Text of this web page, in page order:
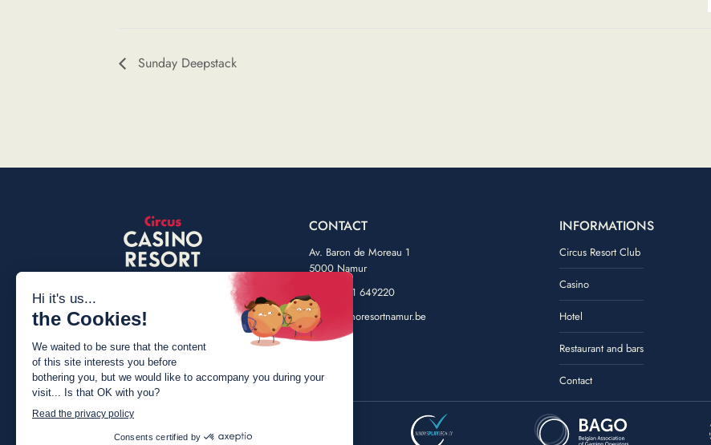
Sunday Deepstack
CONTACT
Av. Baron de Moreau 1
5000 Namur
+32 (0) 81 649220
info@casinoresortnamur.be
Facebook
Instagram
INFORMATIONS
Circus Resort Club
Casino
Hotel
Restaurant and bars
Contact